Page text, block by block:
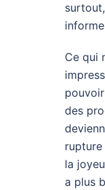
Ce qui
des
la
a plus